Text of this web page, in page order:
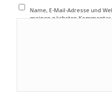
Name, E-Mail-Adresse und
meinen nächsten